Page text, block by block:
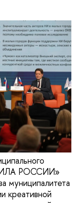
РОССИИ»
муниципалитета
креативной